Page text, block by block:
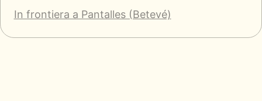
In frontiera a Pantalles (Betevé)